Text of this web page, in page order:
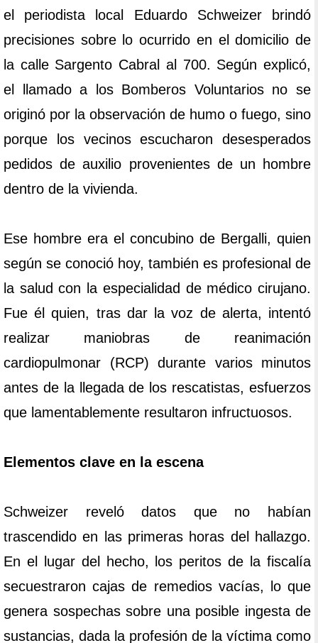
el periodista local Eduardo Schweizer brindó
precisiones sobre lo ocurrido en el domicilio de
la calle Sargento Cabral al 700. Según explicó,
el llamado a los Bomberos Voluntarios no se
originó por la observación de humo o fuego, sino
porque los vecinos escucharon desesperados
pedidos de auxilio provenientes de un hombre
dentro de la vivienda.
Ese hombre era el concubino de Bergalli, quien
según se conoció hoy, también es profesional de
la salud con la especialidad de médico cirujano.
Fue él quien, tras dar la voz de alerta, intentó
realizar maniobras de reanimación
cardiopulmonar (RCP) durante varios minutos
antes de la llegada de los rescatistas, esfuerzos
que lamentablemente resultaron infructuosos.
Elementos clave en la escena
Schweizer reveló datos que no habían
trascendido en las primeras horas del hallazgo.
En el lugar del hecho, los peritos de la fiscalía
secuestraron cajas de remedios vacías, lo que
genera sospechas sobre una posible ingesta de
sustancias, dada la profesión de la víctima como